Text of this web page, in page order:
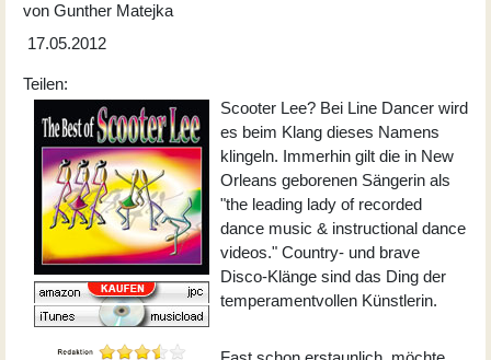
von Gunther Matejka
17.05.2012
Teilen:
Scooter Lee? Bei Line Dancer wird
es beim Klang dieses Namens
klingeln. Immerhin gilt die in New
Orleans geborenen Sängerin als
"the leading lady of recorded
dance music & instructional dance
videos." Country- und brave
Disco-Klänge sind das Ding der
temperamentvollen Künstlerin.